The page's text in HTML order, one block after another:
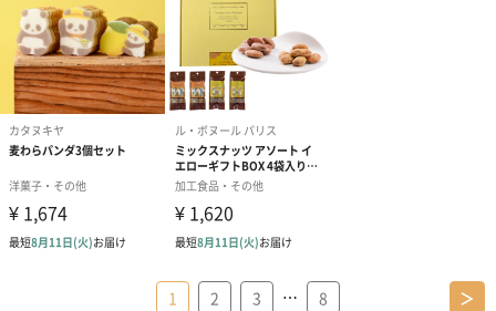
1 2 3 … 8 ＞